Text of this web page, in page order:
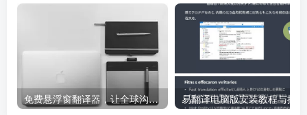
免费悬浮窗翻译器，让全球沟通无障碍！